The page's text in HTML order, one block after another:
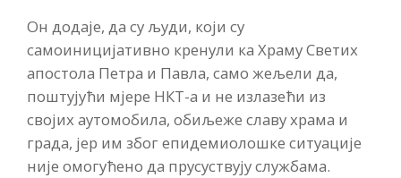
Он додаје, да су људи, који су
самоиницијативно кренули ка Храму Светих
апостола Петра и Павла, само жељели да,
поштујући мјере НКТ-а и не излазећи из
својих аутомобила, обиљеже славу храма и
града, јер им због епидемиолошке ситуације
није омогућено да прусуствују службама.